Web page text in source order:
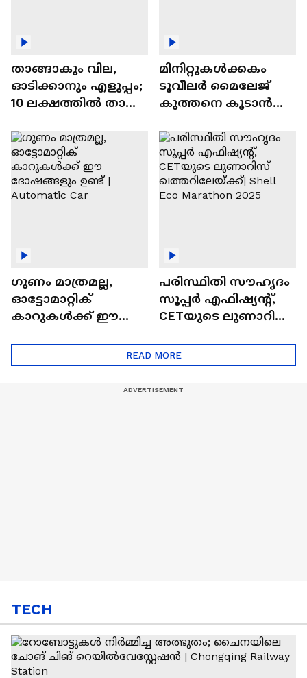
താങ്ങാകും വില,
ഓടിക്കാനും എളുപ്പം;
10 ലക്ഷത്തിൽ താഴെ
ഓട്ടോമാറ്റിക്ക്
എസ്‍യുവികൾ
മിനിറ്റുകൾക്കകം
ടൂവീലർ മൈലേജ്
കുത്തനെ കൂടാൻ
ഗുണം മാത്രമല്ല,
ഓട്ടോമാറ്റിക്
കാറുകൾക്ക് ഈ
പരിസ്ഥിതി സൗഹൃദം
സൂപ്പർ എഫിഷ്യന്റ്,
CETയുടെ ലുണാറിസ്
Eco Marathon 2025
READ MORE
TECH